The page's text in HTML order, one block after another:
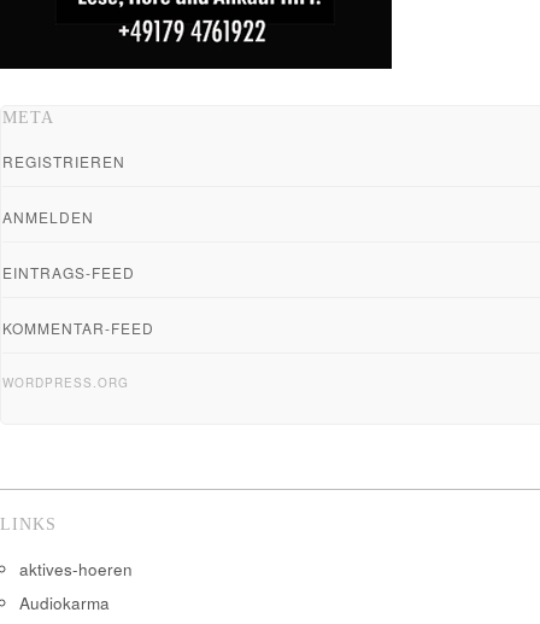
META
REGISTRIEREN
ANMELDEN
EINTRAGS-FEED
KOMMENTAR-FEED
WORDPRESS.ORG
LINKS
aktives-hoeren
Audiokarma